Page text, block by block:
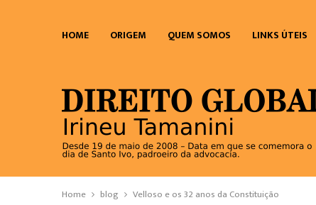
HOME ORIGEM QUEM SOMOS LINKS ÚTEIS
Home blog Velloso e os 32 anos da Constituição